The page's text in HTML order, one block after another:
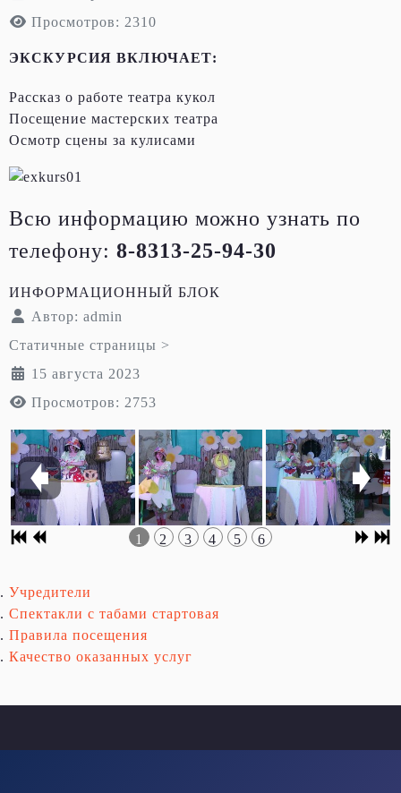
Просмотров: 2310
ЭКСКУРСИЯ ВКЛЮЧАЕТ:
Рассказ о работе театра кукол
Посещение мастерских театра
Осмотр сцены за кулисами
Всю информацию можно узнать по
телефону: 8-8313-25-94-30
ИНФОРМАЦИОННЫЙ БЛОК
Автор: admin
Статичные страницы >
15 августа 2023
Просмотров: 2753
1 2 3 4 5 6
Учредители
Спектакли с табами стартовая
Правила посещения
Качество оказанных услуг